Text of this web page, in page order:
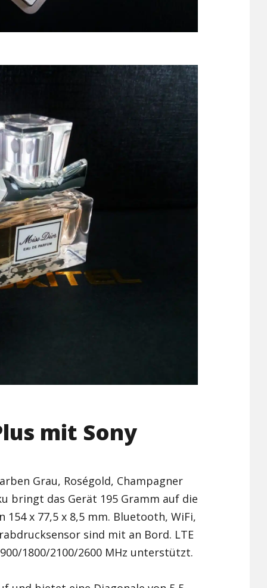
mit Sony
Grau, Roségold, Champagner
bringt das Gerät 195 Gramm auf die
154 x 77,5 x 8,5 mm. Bluetooth, WiFi,
sind mit an Bord. LTE
1800/2100/2600 MHz unterstützt.